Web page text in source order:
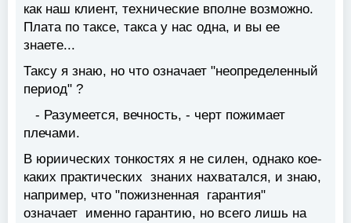
как наш клиент, технические вполне возможно.
Плата по таксе, такса у нас одна, и вы ее
знаете...
Таксу я знаю, но что означает "неопределенный
период" ?
- Разумеется, вечность, - черт пожимает
плечами.
В юриических тонкостях я не силен, однако кое-
каких практических знаних нахватался, и знаю,
например, что "пожизненная гарантия"
означает именно гарантию, но всего лишь на